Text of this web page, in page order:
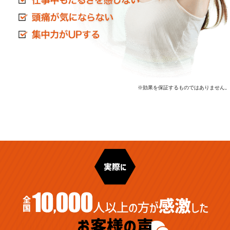
※効果を保証するものではありません。